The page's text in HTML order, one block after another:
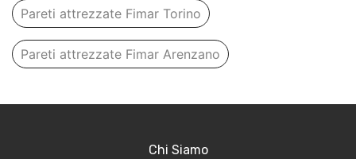
Pareti attrezzate Fimar Torino
Pareti attrezzate Fimar Arenzano
Chi Siamo